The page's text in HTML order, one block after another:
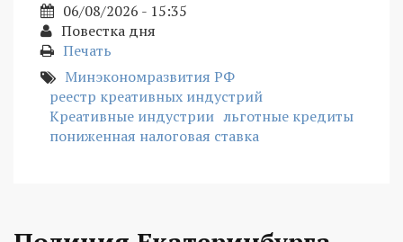
06/08/2026 - 15:35
Повестка дня
Печать
Минэкономразвития РФ
реестр креативных индустрий
Креативные индустрии льготные кредиты
пониженная налоговая ставка